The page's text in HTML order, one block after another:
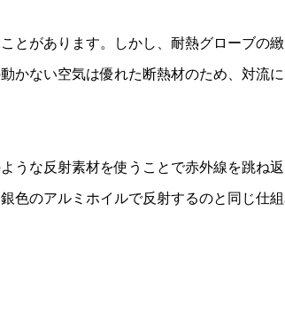
とがあります。しかし、耐熱グローブの
かない空気は優れた断熱材のため、対流
うな反射素材を使うことで赤外線を跳ね返
色のアルミホイルで反射するのと同じ仕